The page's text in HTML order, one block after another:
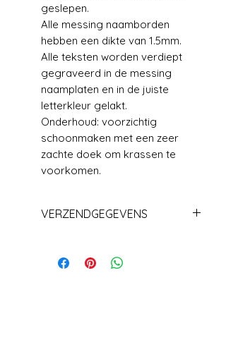
geslepen.
Alle messing naamborden
hebben een dikte van 1.5mm.
Alle teksten worden verdiept
gegraveerd in de messing
naamplaten en in de juiste
letterkleur gelakt.
Onderhoud: voorzichtig
schoonmaken met een zeer
zachte doek om krassen te
voorkomen.
VERZENDGEGEVENS